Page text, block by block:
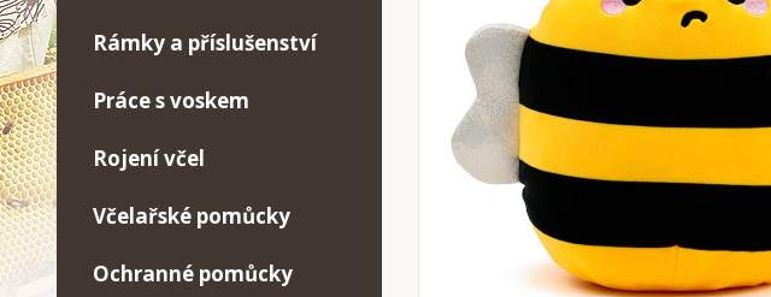
Rámky a příslušenství
Práce s voskem
Rojení včel
Včelařské pomůcky
Ochranné pomůcky